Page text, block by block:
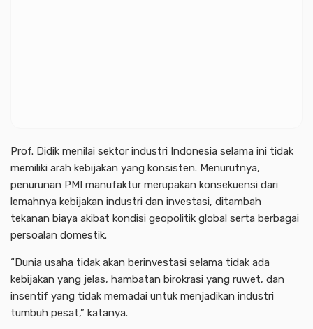
Prof. Didik menilai sektor industri Indonesia selama ini tidak
memiliki arah kebijakan yang konsisten. Menurutnya,
penurunan PMI manufaktur merupakan konsekuensi dari
lemahnya kebijakan industri dan investasi, ditambah
tekanan biaya akibat kondisi geopolitik global serta berbagai
persoalan domestik.
“Dunia usaha tidak akan berinvestasi selama tidak ada
kebijakan yang jelas, hambatan birokrasi yang ruwet, dan
insentif yang tidak memadai untuk menjadikan industri
tumbuh pesat,” katanya.